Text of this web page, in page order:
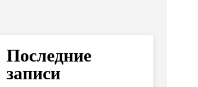
Последние
записи